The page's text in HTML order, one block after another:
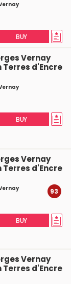
BUY
Vernay
d'Encre
BUY
Vernay
d'Encre
93
BUY
Vernay
d'Encre